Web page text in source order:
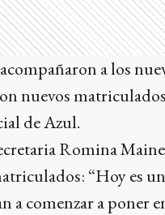
a los
nuevos
de Azul.
Romina
“Hoy es
a comenzar a